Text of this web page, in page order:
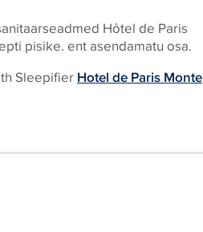
Hôtel de Paris
pisike. ent asendamatu osa.
Sleepifier Hotel de Paris Monte